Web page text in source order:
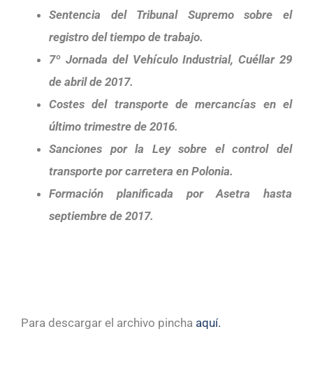
Sentencia del Tribunal Supremo sobre el
registro del tiempo de trabajo.
7º Jornada del Vehículo Industrial, Cuéllar 29
de abril de 2017.
Costes del transporte de mercancías en el
último trimestre de 2016.
Sanciones por la Ley sobre el control del
transporte por carretera en Polonia.
Formación planificada por Asetra hasta
septiembre de 2017.
Para descargar el archivo pincha aquí.